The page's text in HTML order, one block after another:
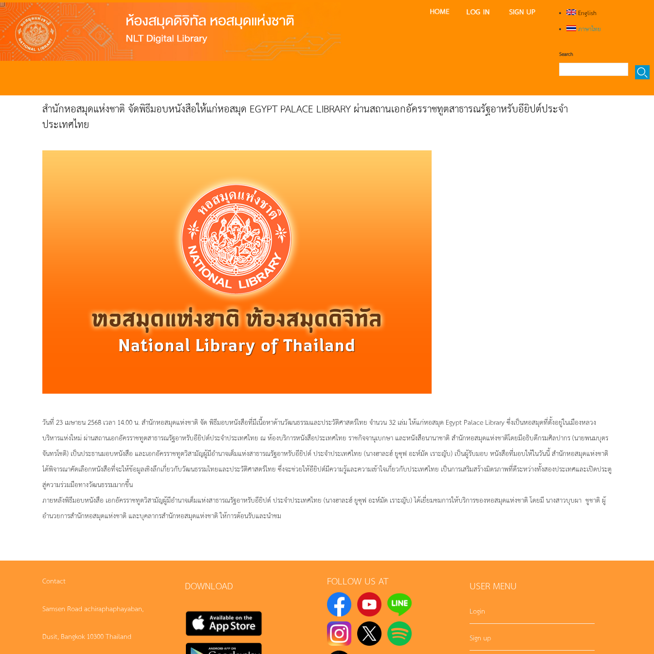
English
ภาษาไทย
Search
สำนักหอสมุดแห่งชาติ จัดพิธีมอบหนังสือให้แก่หอสมุด EGYPT PALACE LIBRARY ผ่านสถานเอกอัครราชทูตสาธารณรัฐอาหรับอียิปต์ประจำ
ประเทศไทย
วันที่ 23 เมษายน 2568 เวลา 14.00 น. สำนักหอสมุดแห่งชาติ จัด พิธีมอบหนังสือที่มีเนื้อหาด้านวัฒนธรรมและประวัติศาสตร์ไทย จำนวน 32 เล่ม ให้แก่หอสมุด Egypt Palace Library ซึ่งเป็นหอสมุดที่ตั้งอยู่ในเมืองหลวง
บริหารแห่งใหม่ ผ่านสถานเอกอัครราชทูตสาธารณรัฐอาหรับอียิปต์ประจำประเทศไทย ณ ห้องบริการหนังสือประเทศไทย ราชกิจจานุเบกษา และหนังสือนานาชาติ สำนักหอสมุดแห่งชาติโดยมีอธิบดีกรมศิลปากร (นายพนมบุตร
จันทรโชติ) เป็นประธานมอบหนังสือ และเอกอัครราชทูตวิสามัญผู้มีอำนาจเต็มแห่งสาธารณรัฐอาหรับอียิปต์ ประจำประเทศไทย (นางฮาละฮ์ ยูซุฟ อะห์มัด เราะญับ) เป็นผู้รับมอบ หนังสือที่มอบให้ในวันนี้ สำนักหอสมุดแห่งชาติ
ได้พิจารณาคัดเลือกหนังสือที่จะให้ข้อมูลเชิงลึกเกี่ยวกับวัฒนธรรมไทยและประวัติศาสตร์ไทย ซึ่งจะช่วยให้อียิปต์มีความรู้และความเข้าใจเกี่ยวกับประเทศไทย เป็นการเสริมสร้างมิตรภาพที่ดีระหว่างทั้งสองประเทศและเปิดประตู
สู่ความร่วมมือทางวัฒนธรรมมากขึ้น
ภายหลังพิธีมอบหนังสือ เอกอัครราชทูตวิสามัญผู้มีอำนาจเต็มแห่งสาธารณรัฐอาหรับอียิปต์ ประจำประเทศไทย (นางฮาละฮ์ ยูซุฟ อะห์มัด เราะญับ) ได้เยี่ยมชมการให้บริการของหอสมุดแห่งชาติ โดยมี นางสาวบุบผา ชูชาติ ผู้
อำนวยการสำนักหอสมุดแห่งชาติ และบุคลากรสำนักหอสมุดแห่งชาติ ให้การต้อนรับและนำชม
Contact
Samsen Road achiraphaphayaban,
Dusit, Bangkok 10300 Thailand
DOWNLOAD FOLLOW US AT USER MENU
Login
Sign up